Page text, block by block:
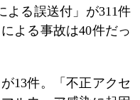
よる誤送付」が311件
よる事故は40件だっ
13件。「不正アクセ